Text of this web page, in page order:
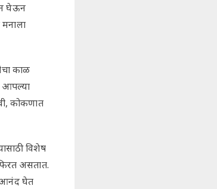
घेऊन
काळ
आपल्या
कोकणात
विशेष
असतात.
आनंद घेत